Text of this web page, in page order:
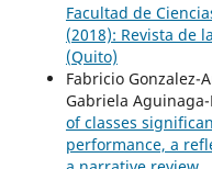
Facultad de
(2018): Revista de
(Quito)
Fabricio Gonzalez-
Gabriela Aguinaga-
of classes
performance, a